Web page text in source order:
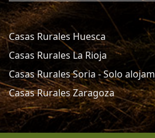
Casas Rurales Huesca
Casas Rurales La Rioja
Casas Rurales Soria - Solo
Casas Rurales Zaragoza